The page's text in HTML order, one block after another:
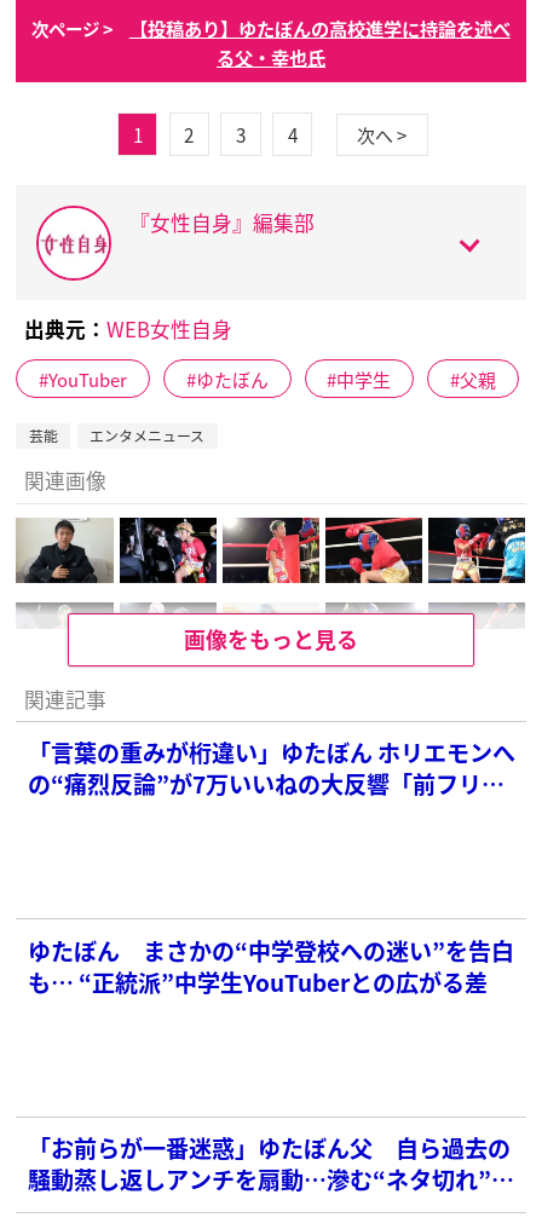
次ページ >
【投稿あり】ゆたぼんの高校進学に持論を述べ
る父・幸也氏
1 2 3 4 次へ >
『女性自身』編集部
出典元： WEB女性自身
YouTuber ゆたぼん 中学生 父親
芸能 エンタメニュース
関連画像
画像をもっと見る
関連記事
「言葉の重みが桁違い」ゆたぼん ホリエモンへ
の“痛烈反論”が7万いいねの大反響「前フリ15
ゆたぼん まさかの“中学登校への迷い”を告白
も… “正統派”中学生YouTuberとの広がる差
「お前らが一番迷惑」ゆたぼん父 自ら過去の
騒動蒸し返しアンチを扇動…滲む“ネタ切れ”の
焦り